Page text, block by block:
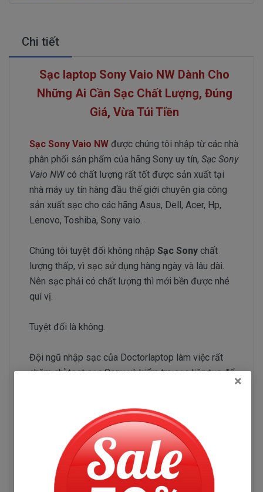
Chi tiết
Sạc laptop Sony Vaio NW Dành Cho
Những Ai Cần Sạc Chất Lượng, Đúng
Giá, Vừa Túi Tiền
Sạc Sony Vaio NW được chúng tôi nhập từ các nhà
phân phối sản phẩm của hãng Sony uy tín, Sạc Sony
Vaio NWcó chất lượng rất tốt được sản xuất tại
nhà máy uy tín hàng đầu thế giới chuyên gia công
sản xuất sạc cho các hãng Asus, Dell, Acer, Hp,
Lenovo, Toshiba, Sony vaio.
Chúng tôi tuyệt đối không nhập Sạc Sony chất
lượng thấp, vì sạc sử dụng hàng ngày và lâu dài.
Nên sạc phải có chất lượng thì mới bền được nhé
quí vị.
Tuyệt đối là không.
Đội ngũ nhập sạc của Doctorlaptop làm việc rất
chăm chỉ test sạc Sony và kiểm tra sạc liên tục để
chỉ tuyển chọn những nhà phân phối sạc có uy tín và
Sạc Sony Vaio NW
Những hư hỏng thường gặp
×